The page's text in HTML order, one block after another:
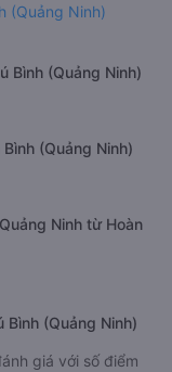
(Quảng Ninh)
Bình (Quảng Ninh)
(Quảng Ninh)
Ninh từ Hoàn
(Quảng Ninh)
giá với số điểm